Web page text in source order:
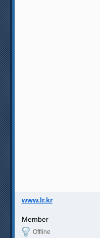
www.lr.kr
Member
Offline